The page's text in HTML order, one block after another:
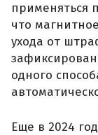
применяться
что
ухода от
одного
Еще в 2024